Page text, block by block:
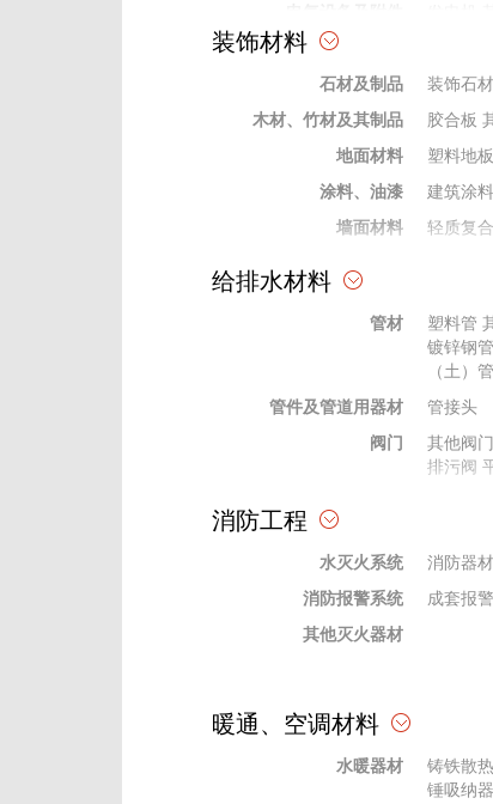
弱电及信息类器材
安防及
保险、绝缘材料
绝缘管
电工电气材料
电缆桥架
装饰材料
石材及制品 装饰石材
木材、竹材及其制品
胶合板
地面材料
塑料地板
涂料、油漆
建筑涂料
墙面材料
轻质复
天棚、吊顶材料
幕墙材料
幕墙五
格栅 网格
石膏粉、腻子
绝热、耐
玻璃材料
陶瓷内
贴墙布
橡胶、塑料
给排水材料
管材 塑料管
镀锌钢管
（土）管
管件及管道用器材
管接头
阀门
其他阀门
排污阀
杂质泵
水处理设备
过滤设备
消防工程
水灭火系统 消防器材
消防报警系统
成套报
其他灭火器材
暖通、空调材料
水暖器材 铸铁散
锤吸纳器